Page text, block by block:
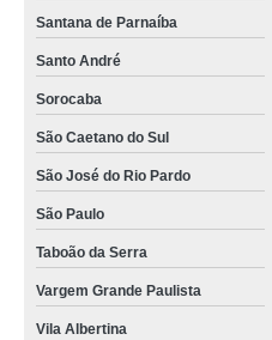
Santana de Parnaíba
Santo André
Sorocaba
São Caetano do Sul
São José do Rio Pardo
São Paulo
Taboão da Serra
Vargem Grande Paulista
Vila Albertina